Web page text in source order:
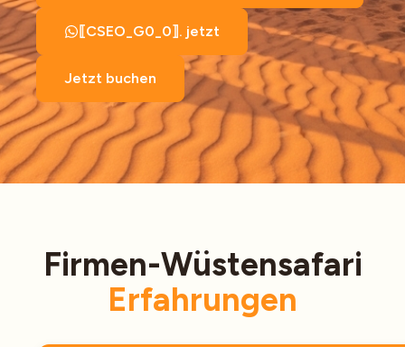
⟦CSEO_G0_0⟧. jetzt
Jetzt buchen
Firmen-Wüstensafari
Erfahrungen